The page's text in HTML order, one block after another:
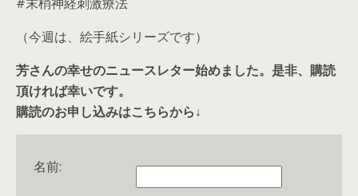
（今週は、絵手紙シリーズです）
芳さんの幸せのニュースレター始めました。是非、購読
頂ければ幸いです。
購読のお申し込みはこちらから↓
名前: